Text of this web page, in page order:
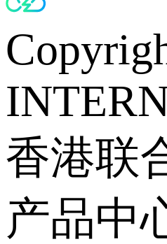
香港联
产品中